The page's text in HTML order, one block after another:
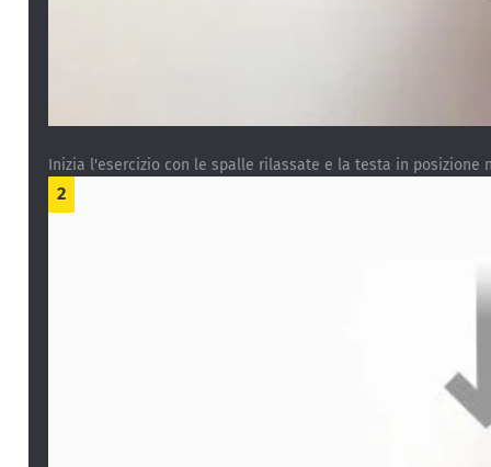
Inizia l'esercizio con le spalle rilassate e la testa in posizione
2